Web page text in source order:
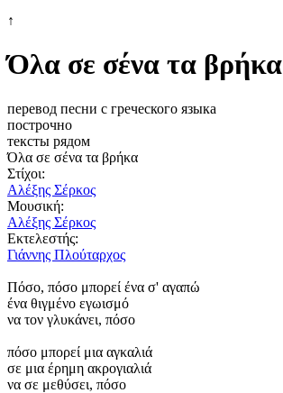
↑
Όλα σε σένα τα βρήκα
перевод песни с греческого языка
построчно
тексты рядом
Όλα σε σένα τα βρήκα
Στίχοι:
Αλέξης Σέρκος
Μουσική:
Αλέξης Σέρκος
Εκτελεστής:
Γιάννης Πλούταρχος
Πόσο, πόσο μπορεί ένα σ' αγαπώ
ένα θιγμένο εγωισμό
να τον γλυκάνει, πόσο
πόσο μπορεί μια αγκαλιά
σε μια έρημη ακρογιαλιά
να σε μεθύσει, πόσο